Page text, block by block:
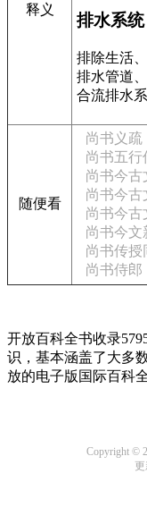
释义
排水系统
排除生活
排水管道
合流排水
随便看
尚书义疏
尚书五行
尚书今古
尚书今古
尚书今古
尚书今文
尚书传授
尚书侍郎
开放百科全书收录
识，基本涵盖了大多
放的电子版国际百科全
Copyright ©